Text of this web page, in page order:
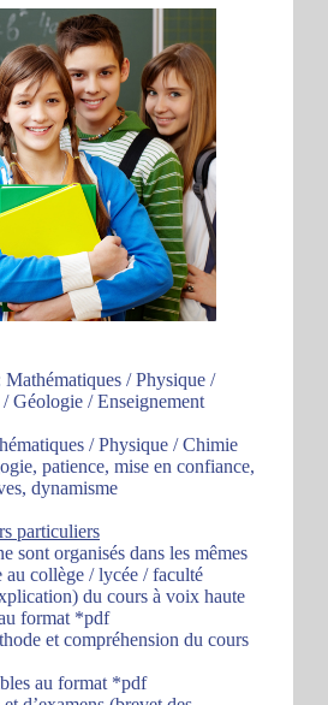
/ Physique /
Géologie / Enseignement
/ Physique / Chimie
patience, mise en confiance,
dynamisme
particuliers
sont organisés dans les mêmes
au collège / lycée / faculté
du cours à voix haute
format *pdf
et compréhension du cours
au format *pdf